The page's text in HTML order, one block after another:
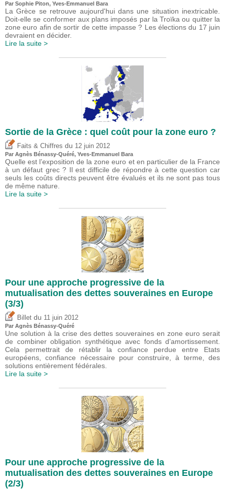
Par Sophie Piton, Yves-Emmanuel Bara
La Grèce se retrouve aujourd'hui dans une situation inextricable.
Doit-elle se conformer aux plans imposés par la Troïka ou quitter la
zone euro afin de sortir de cette impasse ? Les élections du 17 juin
devraient en décider.
Lire la suite >
Sortie de la Grèce : quel coût pour la zone euro ?
Faits & Chiffres du 12 juin 2012
Par Agnès Bénassy-Quéré, Yves-Emmanuel Bara
Quelle est l’exposition de la zone euro et en particulier de la France
à un défaut grec ? Il est difficile de répondre à cette question car
seuls les coûts directs peuvent être évalués et ils ne sont pas tous
de même nature.
Lire la suite >
Pour une approche progressive de la
mutualisation des dettes souveraines en Europe
(3/3)
Billet du 11 juin 2012
Par Agnès Bénassy-Quéré
Une solution à la crise des dettes souveraines en zone euro serait
de combiner obligation synthétique avec fonds d’amortissement.
Cela permettrait de rétablir la confiance perdue entre Etats
européens, confiance nécessaire pour construire, à terme, des
solutions entièrement fédérales.
Lire la suite >
Pour une approche progressive de la
mutualisation des dettes souveraines en Europe
(2/3)